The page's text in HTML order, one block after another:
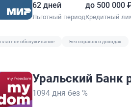
62 дней
Льготный период
до 500 000
Кредитный
обслуживание Без справок о доходах
1094 дня без %